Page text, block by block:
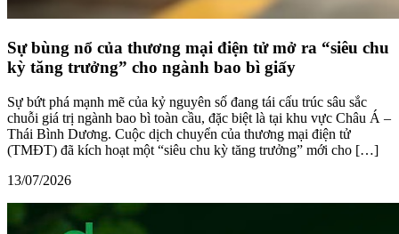
Sự bùng nổ của thương mại điện tử mở ra “siêu chu
kỳ tăng trưởng” cho ngành bao bì giấy
Sự bứt phá mạnh mẽ của kỷ nguyên số đang tái cấu trúc sâu sắc
chuỗi giá trị ngành bao bì toàn cầu, đặc biệt là tại khu vực Châu Á –
Thái Bình Dương. Cuộc dịch chuyển của thương mại điện tử
(TMĐT) đã kích hoạt một “siêu chu kỳ tăng trưởng” mới cho […]
13/07/2026